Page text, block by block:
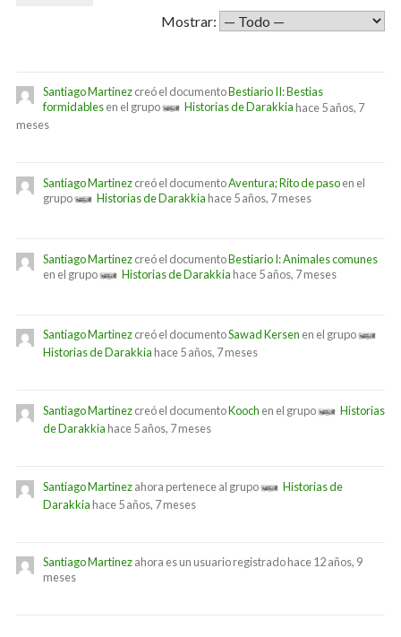
Mostrar:
Santiago Martinezcreó el documentoBestiario II: Bestias
formidablesen el grupo Historias de Darakkiahace 5 años, 7
meses
Santiago Martinezcreó el documentoAventura; Rito de pasoen el
grupo
Historias de Darakkiahace 5 años, 7 meses
Santiago Martinezcreó el documentoBestiario I: Animales comunes
en el grupo
Historias de Darakkiahace 5 años, 7 meses
Santiago Martinezcreó el documentoSawad Kersen en el grupo
Historias de Darakkiahace 5 años, 7 meses
Santiago Martinezcreó el documentoKooch en el grupo
Historias
de Darakkiahace 5 años, 7 meses
Santiago Martinezahora pertenece al grupo
Historias de
Darakkiahace 5 años, 7 meses
Santiago Martinezahora es un usuario registradohace 12 años, 9
meses